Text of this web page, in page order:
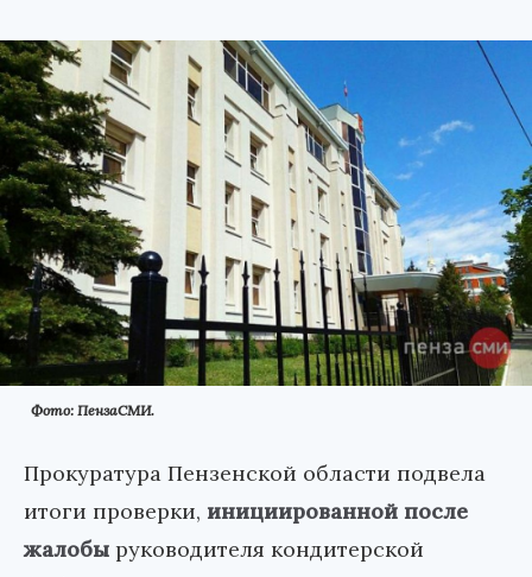
Фото: ПензаСМИ.
Прокуратура Пензенской области подвела
итоги проверки, инициированной после
жалобы руководителя кондитерской